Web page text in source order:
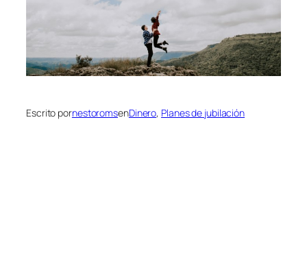
Escrito pornestoromsenDinero, Planes de jubilación